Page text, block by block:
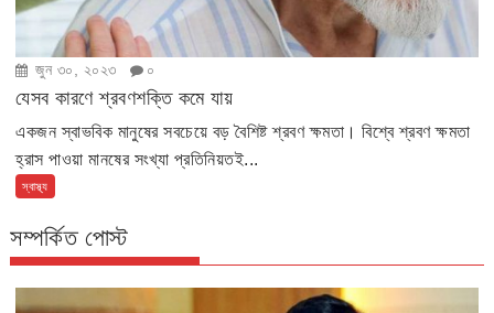
জুন ৩০, ২০২৩ ০
যেসব কারণে শ্রবণশক্তি কমে যায়
একজন স্বাভবিক মানুষের সবচেয়ে বড় বৈশিষ্ট শ্রবণ ক্ষমতা। বিশ্বে শ্রবণ ক্ষমতা
হ্রাস পাওয়া মানষের সংখ্যা প্রতিনিয়তই...
স্বাস্থ্য
সম্পর্কিত পোস্ট